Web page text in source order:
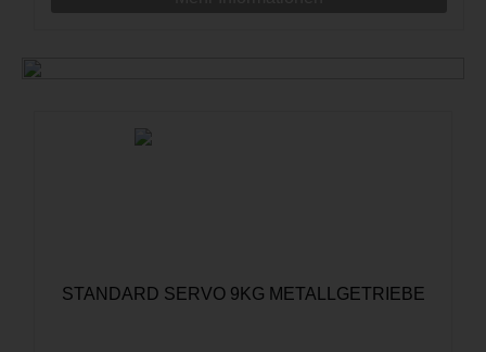
STANDARD SERVO 9KG METALLGETRIEBE